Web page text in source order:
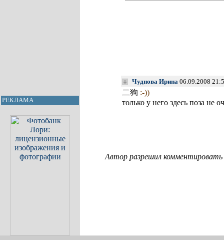
РЕКЛАМА
Чуднова Ирина 06.09.2008
二狗 :-))
только у него здесь поза не
Автор разрешил